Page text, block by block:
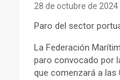
28 de octubre de 2024
Paro del sector
La Federación
paro convocado por
que comenzará a